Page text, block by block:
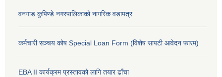
वनगाड कुपिण्डे नगरपालिकाको नागरिक वडापत्र
कर्मचारी सञ्चय कोष Special Loan Form (विशेष सापटी आवेदन फारम)
EBA II कार्यक्रम प्रस्तावको लागि तयार ढाँचा